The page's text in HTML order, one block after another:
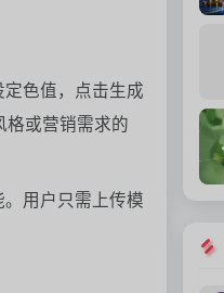
色值，点击生成
或营销需求的
用户只需上传模